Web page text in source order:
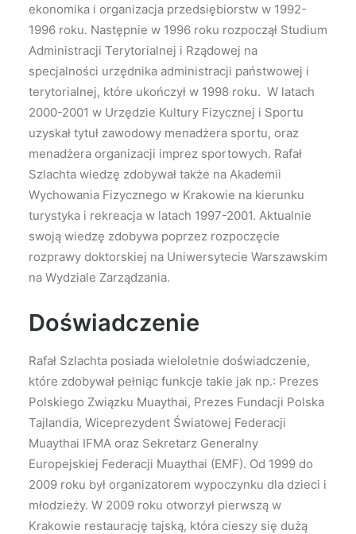
ekonomika i organizacja przedsiębiorstw w 1992-
1996 roku. Następnie w 1996 roku rozpoczął Studium
Administracji Terytorialnej i Rządowej na
specjalności urzędnika administracji państwowej i
terytorialnej, które ukończył w 1998 roku. W latach
2000-2001 w Urzędzie Kultury Fizycznej i Sportu
uzyskał tytuł zawodowy menadżera sportu, oraz
menadżera organizacji imprez sportowych. Rafał
Szlachta wiedzę zdobywał także na Akademii
Wychowania Fizycznego w Krakowie na kierunku
turystyka i rekreacja w latach 1997-2001. Aktualnie
swoją wiedzę zdobywa poprzez rozpoczęcie
rozprawy doktorskiej na Uniwersytecie Warszawskim
na Wydziale Zarządzania.
Doświadczenie
Rafał Szlachta posiada wieloletnie doświadczenie,
które zdobywał pełniąc funkcje takie jak np.: Prezes
Polskiego Związku Muaythai, Prezes Fundacji Polska
Tajlandia, Wiceprezydent Światowej Federacji
Muaythai IFMA oraz Sekretarz Generalny
Europejskiej Federacji Muaythai (EMF). Od 1999 do
2009 roku był organizatorem wypoczynku dla dzieci i
młodzieży. W 2009 roku otworzył pierwszą w
Krakowie restaurację tajską, która cieszy się dużą